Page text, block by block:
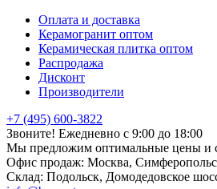
Оплата и доставка
Керамогранит оптом
Керамическая плитка оптом
Распродажа
Дисконт
Производители
+7 (495) 600-3822
Звоните! Ежедневно с 9:00 до 18:00
Мы предложим оптимальные цены и
Офис продаж: Москва,
Склад: Подольск, Домодедовское